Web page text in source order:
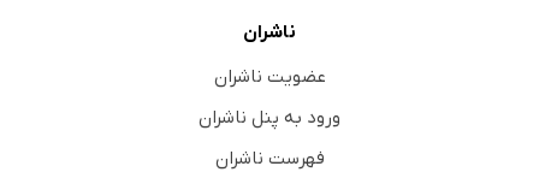
ناشران
عضویت ناشران
ورود به پنل ناشران
فهرست ناشران